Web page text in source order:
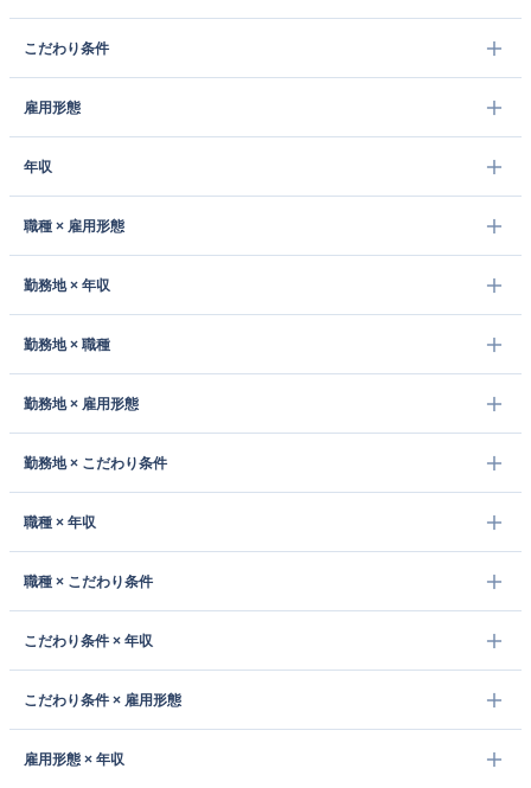
こだわり条件
雇用形態
年収
職種 × 雇用形態
勤務地 × 年収
勤務地 × 職種
勤務地 × 雇用形態
勤務地 × こだわり条件
職種 × 年収
職種 × こだわり条件
こだわり条件 × 年収
こだわり条件 × 雇用形態
雇用形態 × 年収